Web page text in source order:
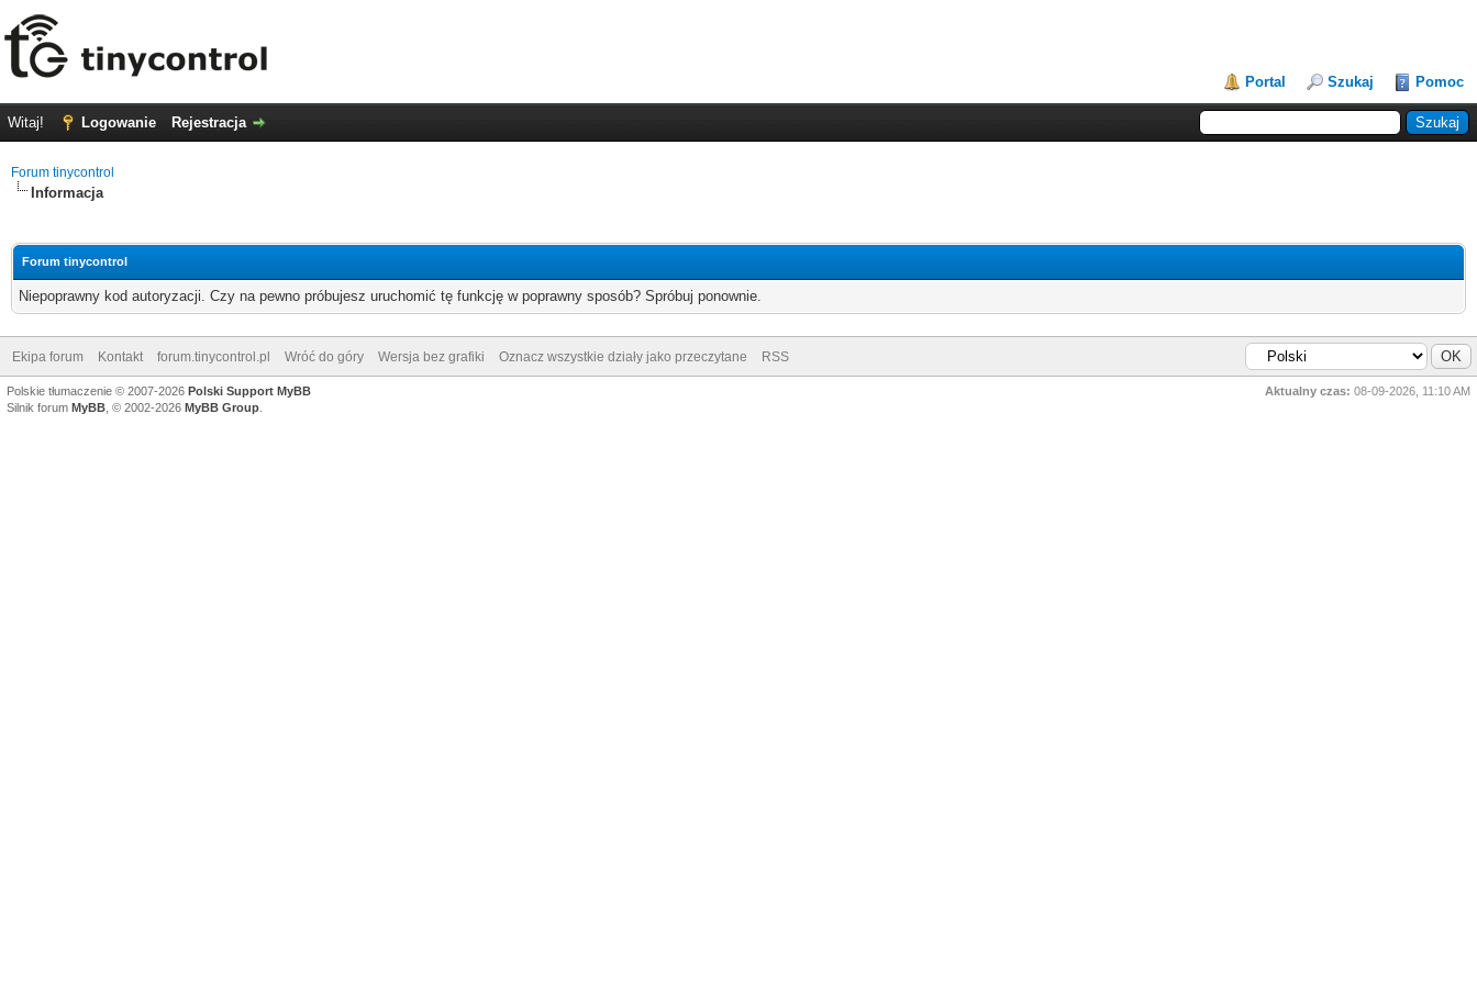
Portal Szukaj Pomoc
Witaj! Logowanie Rejestracja
Forum tinycontrol
Informacja
Forum tinycontrol
Niepoprawny kod autoryzacji. Czy na pewno próbujesz uruchomić tę funkcję w poprawny sposób? Spróbuj ponownie.
Ekipa forum Kontakt forum.tinycontrol.pl Wróć do góry Wersja bez grafiki Oznacz wszystkie działy jako przeczytane RSS
Aktualny czas: 08-09-2026, 11:10 AM
Polskie tłumaczenie © 2007-2026 Polski Support MyBB
Silnik forum MyBB , © 2002-2026 MyBB Group